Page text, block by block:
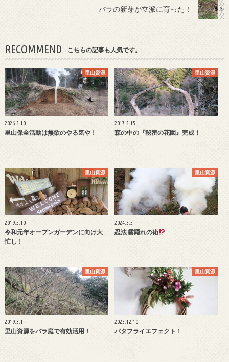
バラの新芽が立派に育った！
RECOMMEND こちらの記事も人気です。
里山資源
2026.3.10
里山保全活動は無欲のやる気や！
里山資源
2017.3.15
森の中の『秘密の花園』完成！
里山資源
2019.5.10
令和元年オープンガーデンに向け大
忙し！
里山資源
2024.3.5
忍法 霧隠れの術
里山資源
2019.3.1
里山資源をバラ庭で有効活用！
里山資源
2023.12.10
バタフライエフェクト！